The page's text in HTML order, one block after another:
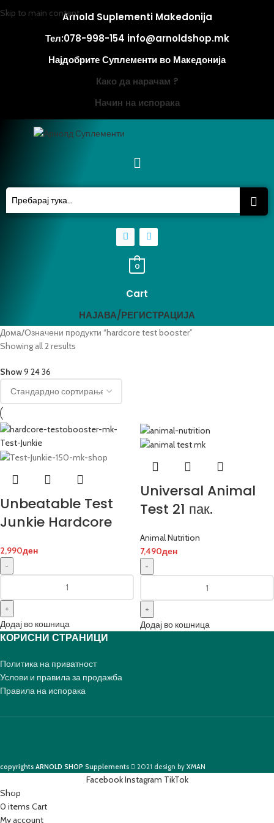
Skip to main contentArnold Suplementi Makedonija
Тел:078-998-154 info@arnoldshop.mk
Најдобрите Суплементи во Македонија
Како да нарачам ?
Начин на испорака
0
Cart
НАЈАВА/РЕГИСТРАЦИЈА
Дома Означени продукти “hardcore test booster”
Showing all 2 results
Show9 2436
Unbeatable Test
Junkie Hardcore
2,990ден
Додај во кошница
Universal Animal
Test 21 пак.
Animal Nutrition
7,490ден
Додај во кошница
КОРИСНИ СТРАНИЦИ
Политика на приватност
Услови и правила за продажба
Правила на испорака
copyrights ARNOLD SHOP Supplements 2021 design by XMAN
FacebookInstagram TikTok
Shop
0 items Cart
My account